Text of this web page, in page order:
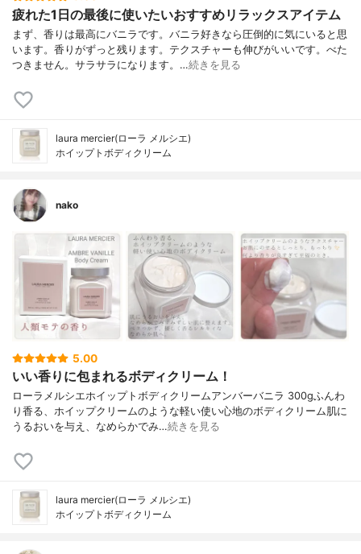
疲れた1日の最後に使いたいおすすめリラックスアイテム
まず、香りは最高にバニラです。バニラ好きなら圧倒的に気にいると思
います。香りがずっと残ります。テクスチャーも伸びがいいです。べた
つきません。サラサラになります。…続きを見る
laura mercier(ローラ メルシエ)
ホイップトボディクリーム
nako
5.00
いい香りに包まれるボディクリーム！
ローラメルシエホイップトボディクリームアンバーバニラ 300gふんわ
り香る、ホイップクリームのような軽い使い心地のボディクリーム肌に
うるおいを与え、なめらかでみ…続きを見る
laura mercier(ローラ メルシエ)
ホイップトボディクリーム